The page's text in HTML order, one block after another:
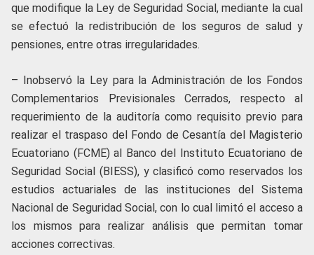
que modifique la Ley de Seguridad Social, mediante la cual
se efectuó la redistribución de los seguros de salud y
pensiones, entre otras irregularidades.
– Inobservó la Ley para la Administración de los Fondos
Complementarios Previsionales Cerrados, respecto al
requerimiento de la auditoría como requisito previo para
realizar el traspaso del Fondo de Cesantía del Magisterio
Ecuatoriano (FCME) al Banco del Instituto Ecuatoriano de
Seguridad Social (BIESS), y clasificó como reservados los
estudios actuariales de las instituciones del Sistema
Nacional de Seguridad Social, con lo cual limitó el acceso a
los mismos para realizar análisis que permitan tomar
acciones correctivas.